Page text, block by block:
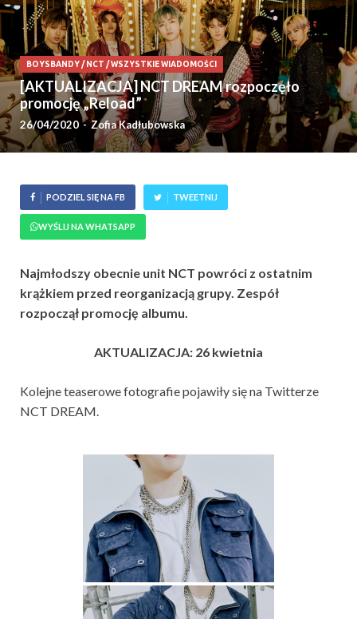
BOYSBANDY/ NCT /WSZYSTKIE WIADOMOŚCI
[AKTUALIZACJA] NCT DREAM rozpoczęło
promocję „Reload”
26/04/2020 - Zofia Kadłubowska
PODZIEL SIĘ NA FB TWEETNIJ
WYŚLIJ NA WHATSAPP
Najmłodszy obecnie unit NCT powróci z ostatnim
krążkiem przed reorganizacją grupy. Zespół
rozpoczął promocję albumu.
AKTUALIZACJA: 26 kwietnia
Kolejne teaserowe fotografie pojawiły się na Twitterze
NCT DREAM.